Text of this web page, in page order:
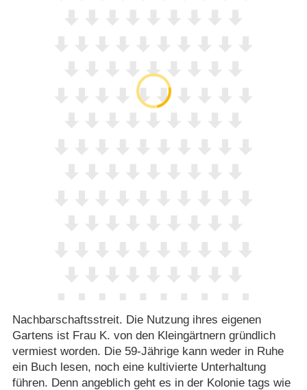
Nachbarschaftsstreit. Die Nutzung ihres eigenen
Gartens ist Frau K. von den Kleingärtnern gründlich
vermiest worden. Die 59-Jährige kann weder in Ruhe
ein Buch lesen, noch eine kultivierte Unterhaltung
führen. Denn angeblich geht es in der Kolonie tags wie